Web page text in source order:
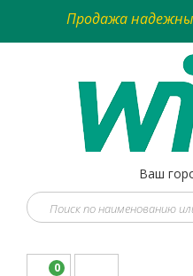
Продажа
Ваш
0